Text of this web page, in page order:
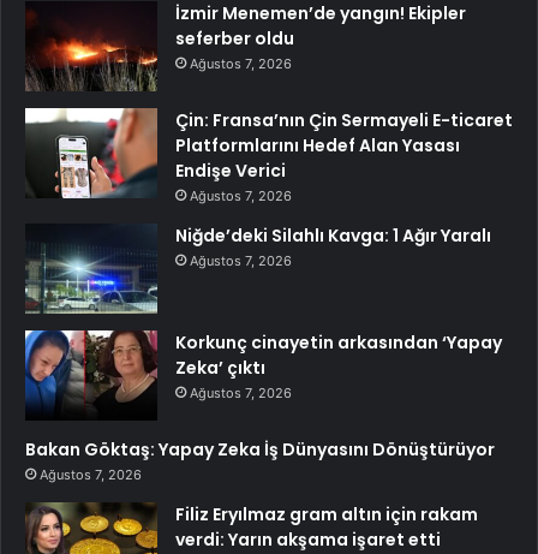
İzmir Menemen’de yangın! Ekipler
seferber oldu
Ağustos 7, 2026
Çin: Fransa’nın Çin Sermayeli E-ticaret
Platformlarını Hedef Alan Yasası
Endişe Verici
Ağustos 7, 2026
Niğde’deki Silahlı Kavga: 1 Ağır Yaralı
Ağustos 7, 2026
Korkunç cinayetin arkasından ‘Yapay
Zeka’ çıktı
Ağustos 7, 2026
Bakan Göktaş: Yapay Zeka İş Dünyasını Dönüştürüyor
Ağustos 7, 2026
Filiz Eryılmaz gram altın için rakam
verdi: Yarın akşama işaret etti